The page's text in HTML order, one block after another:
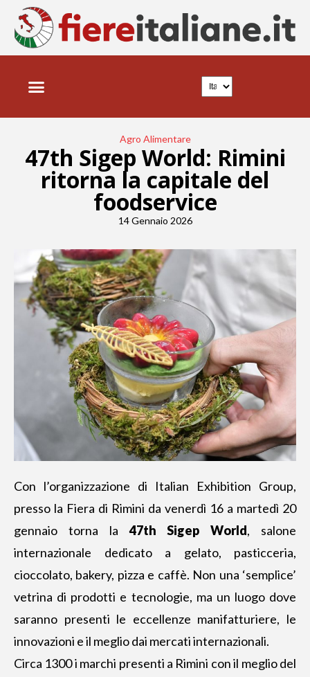
Agro Alimentare
47th Sigep World: Rimini
ritorna la capitale del
foodservice
14 Gennaio 2026
Con l’organizzazione di Italian Exhibition Group,
presso la Fiera di Rimini da venerdì 16 a martedì 20
gennaio torna la47th Sigep World, salone
internazionale dedicato a gelato, pasticceria,
cioccolato, bakery, pizza e caffè. Non una ‘semplice’
vetrina di prodotti e tecnologie, ma un luogo dove
saranno presenti le eccellenze manifatturiere, le
innovazioni e il meglio dai mercati internazionali.
Circa 1300 i marchi presenti a Rimini con il meglio del